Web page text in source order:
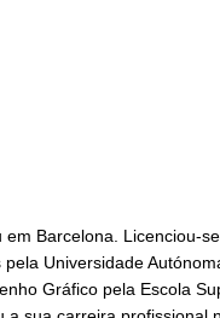
em Barcelona. Licenciou-
Universidade
Gráfico pela Escola